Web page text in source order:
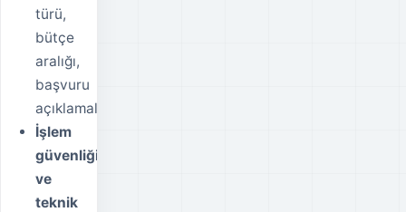
türü,
bütçe
aralığı,
başvuru
açıklamaları.
İşlem
güvenliği
ve
teknik